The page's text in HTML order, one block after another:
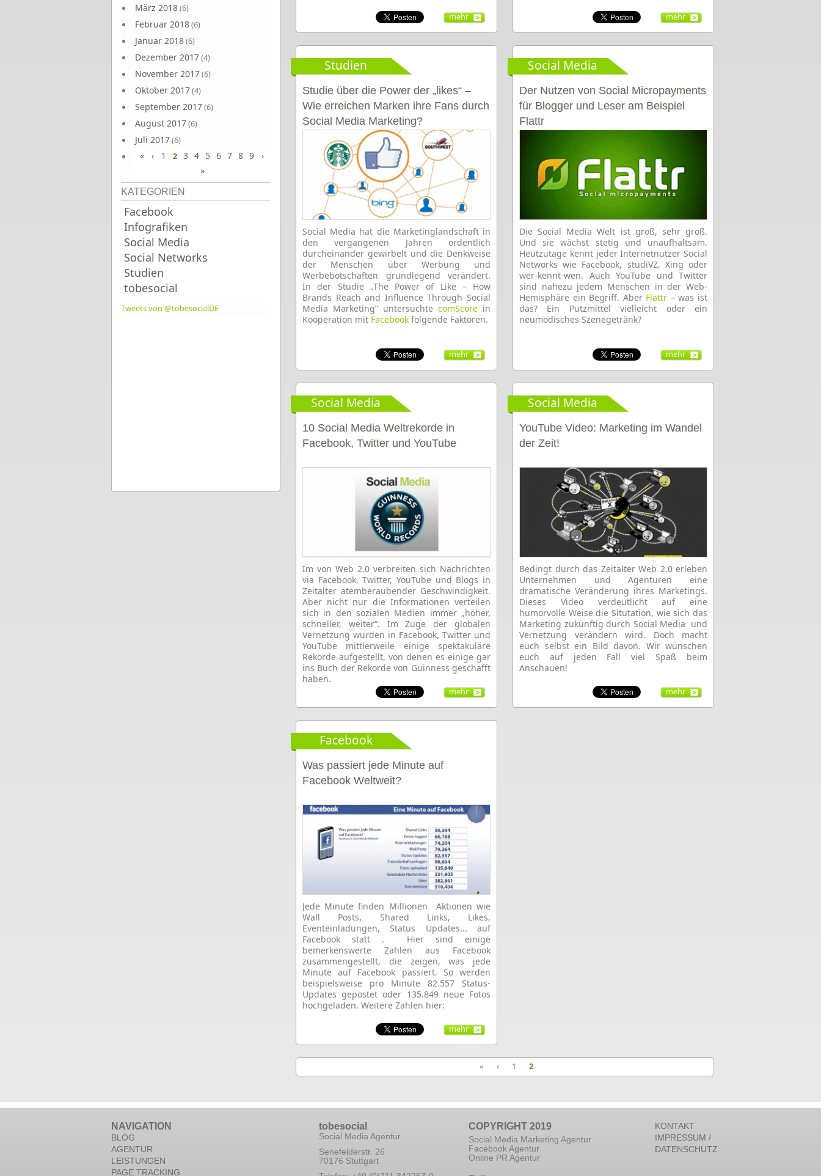
März 2018(6)
Februar 2018(6)
Januar 2018(6)
Dezember 2017(4)
November 2017(6)
Oktober 2017(4)
September 2017(6)
August 2017(6)
Juli 2017(6)
Juni 2017 (6)
« ‹ 1 2 3 4 5 6 7 8 9
›
»
KATEGORIEN
Facebook
Infografiken
Social Media
Social Networks
Studien
tobesocial
Tweets von @tobesocialDE
mehr mehr
Studien
Studie über die Power der „likes“ –
Wie erreichen Marken ihre Fans durch
Social Media Marketing?
Social Media hat die Marketinglandschaft in
den vergangenen Jahren ordentlich
durcheinander gewirbelt und die Denkweise
der Menschen über Werbung und
Werbebotschaften grundlegend verändert.
In der Studie „The Power of Like – How
Brands Reach and Influence Through Social
Media Marketing” untersuchte comScore in
Kooperation mit Facebook folgende Faktoren.
mehr
Social Media
Der Nutzen von Social Micropayments
für Blogger und Leser am Beispiel
Flattr
Die Social Media Welt ist groß, sehr groß.
Und sie wächst stetig und unaufhaltsam.
Heutzutage kennt jeder Internetnutzer Social
Networks wie Facebook, studiVZ, Xing oder
wer-kennt-wen. Auch YouTube und Twitter
sind nahezu jedem Menschen in der Web-
Hemisphäre ein Begriff. Aber Flattr – was ist
das? Ein Putzmittel vielleicht oder ein
neumodisches Szenegetränk?
mehr
Social Media
10 Social Media Weltrekorde in
Facebook, Twitter und YouTube
Im von Web 2.0 verbreiten sich Nachrichten
via Facebook, Twitter, YouTube und Blogs in
Zeitalter atemberaubender Geschwindigkeit.
Aber nicht nur die Informationen verteilen
sich in den sozialen Medien immer „höher,
schneller, weiter“. Im Zuge der globalen
Vernetzung wurden in Facebook, Twitter und
YouTube mittlerweile einige spektakuläre
Rekorde aufgestellt, von denen es einige gar
ins Buch der Rekorde von Guinness geschafft
haben.
mehr
Social Media
YouTube Video: Marketing im Wandel
der Zeit!
Bedingt durch das Zeitalter Web 2.0 erleben
Unternehmen und Agenturen eine
dramatische Veränderung ihres Marketings.
Dieses Video verdeutlicht auf eine
humorvolle Weise die Situtation, wie sich das
Marketing zukünftig durch Social Media und
Vernetzung verändern wird. Doch macht
euch selbst ein Bild davon. Wir wünschen
euch auf jeden Fall viel Spaß beim
Anschauen!
mehr
Facebook
Was passiert jede Minute auf
Facebook Weltweit?
Jede Minute finden Millionen Aktionen wie
Wall Posts, Shared Links, Likes,
Eventeinladungen, Status Updates... auf
Facebook statt .
Hier sind einige
bemerkenswerte
Zahlen aus Facebook
zusammengestellt, die zeigen, was jede
Minute auf Facebook passiert. So werden
beispielsweise pro Minute 82.557 Status-
Updates gepostet oder 135.849 neue Fotos
hochgeladen. Weitere Zahlen hier:
mehr
« ‹ 1 2
NAVIGATION
BLOG
AGENTUR
LEISTUNGEN
PAGE TRACKING
tobesocial
Social Media Agentur
Senefelderstr. 26
70176 Stuttgart
COPYRIGHT 2019
Social Media Marketing Agentur
Facebook Agentur
Online PR Agentur
KONTAKT
IMPRESSUM /
DATENSCHUTZ